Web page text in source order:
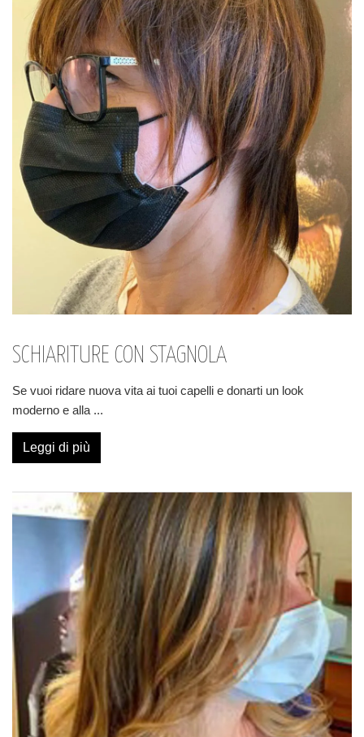
SCHIARITURE CON STAGNOLA
Se vuoi ridare nuova vita ai tuoi capelli e donarti un look
moderno e alla ...
Leggi di più